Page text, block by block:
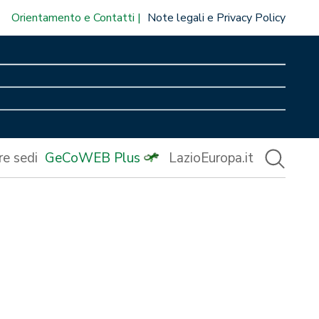
Orientamento e Contatti Note legali e Privacy Policy
sedi GeCoWEB Plus LazioEuropa.it